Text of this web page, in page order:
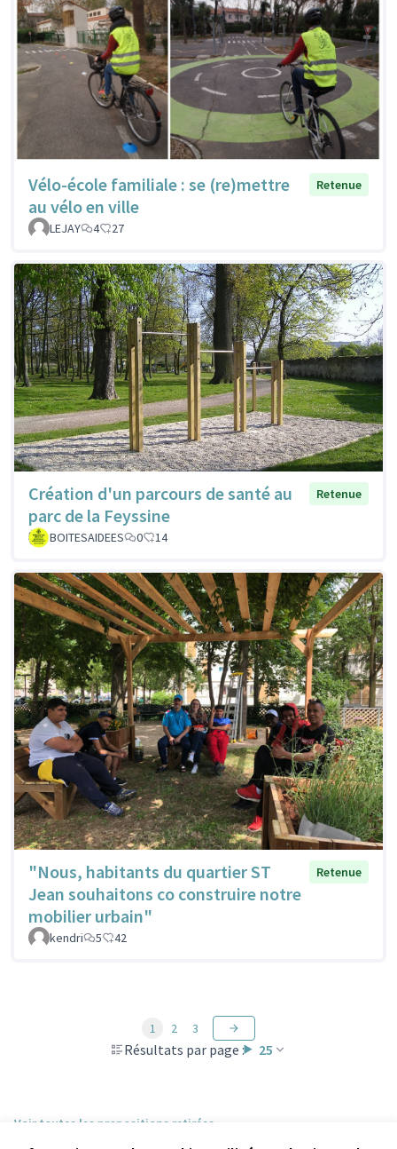
Vélo-école familiale : se (re)mettre
au vélo en ville
Retenue
LEJAY 4 27
Création d'un parcours de santé au
parc de la Feyssine
Retenue
BOITESAIDEES 0 14
"Nous, habitants du quartier ST
Jean souhaitons co construire notre
mobilier urbain"
Retenue
kendri 5 42
Résultats par page : 25
1 2 3
Voir toutes les propositions retirées